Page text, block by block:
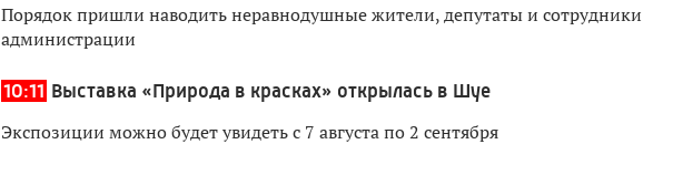
Порядок пришли наводить неравнодушные жители, депутаты и сотрудники
администрации
10:11 Выставка «Природа в красках» открылась в Шуе
Экспозиции можно будет увидеть с 7 августа по 2 сентября